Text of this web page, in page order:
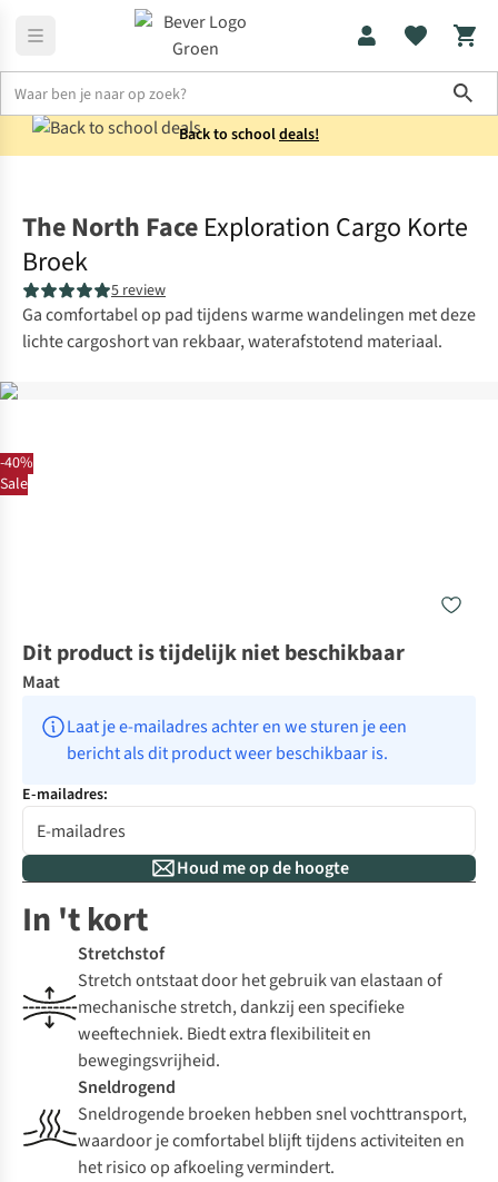
Back to schooldeals!
-40%
Sale
The North Face Exploration Cargo Korte
Broek
5 review
Ga comfortabel op pad tijdens warme wandelingen met deze
lichte cargoshort van rekbaar, waterafstotend materiaal.
Dit product is tijdelijk niet beschikbaar
Maat
Laat je e-mailadres achter en we sturen je een
bericht als dit product weer beschikbaar is.
E-mailadres:
Houd me op de hoogte
In 't kort
Stretchstof
Stretch ontstaat door het gebruik van elastaan of
mechanische stretch, dankzij een specifieke
weeftechniek. Biedt extra flexibiliteit en
bewegingsvrijheid.
Sneldrogend
Sneldrogende broeken hebben snel vochttransport,
waardoor je comfortabel blijft tijdens activiteiten en
het risico op afkoeling vermindert.